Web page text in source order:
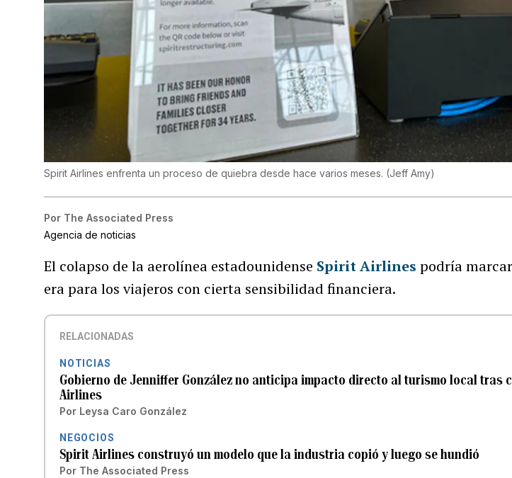
Spirit Airlines enfrenta un proceso de quiebra desde hace varios meses. (Jeff Amy)
Por The Associated Press
Agencia de noticias
El colapso de la aerolínea estadounidense Spirit Airlinespodría
era para los viajeros con cierta sensibilidad financiera.
RELACIONADAS
NOTICIAS
Gobierno de Jenniffer González no anticipa impacto directo al turismo local tras
Airlines
Por Leysa Caro González
NEGOCIOS
Spirit Airlines construyó un modelo que la industria copió y luego se hundió
Por The Associated Press